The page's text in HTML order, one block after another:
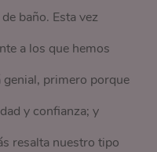
baño. Esta vez
a los que hemos
genial, primero porque
y confianza; y
resalta nuestro tipo